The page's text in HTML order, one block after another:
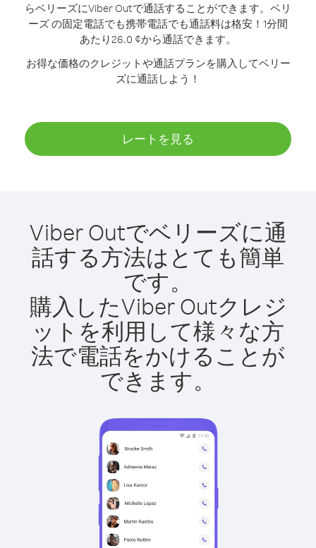
らベリーズにViber Outで通話することができます。 ベリ
ーズ の固定電話でも携帯電話でも通話料は格安！1分間
あたり26.0 ¢から通話できます。
お得な価格のクレジットや通話プランを購入してベリー
ズに通話しよう！
レートを見る
Viber Outでベリーズに通
話する方法はとても簡単
です。
購入したViber Outクレジ
ットを利用して様々な方
法で電話をかけることが
できます。